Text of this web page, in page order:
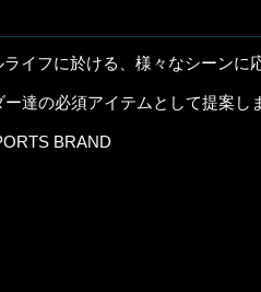
イフに於ける、様々なシーンに
達の必須アイテムとして提案し
BRAND